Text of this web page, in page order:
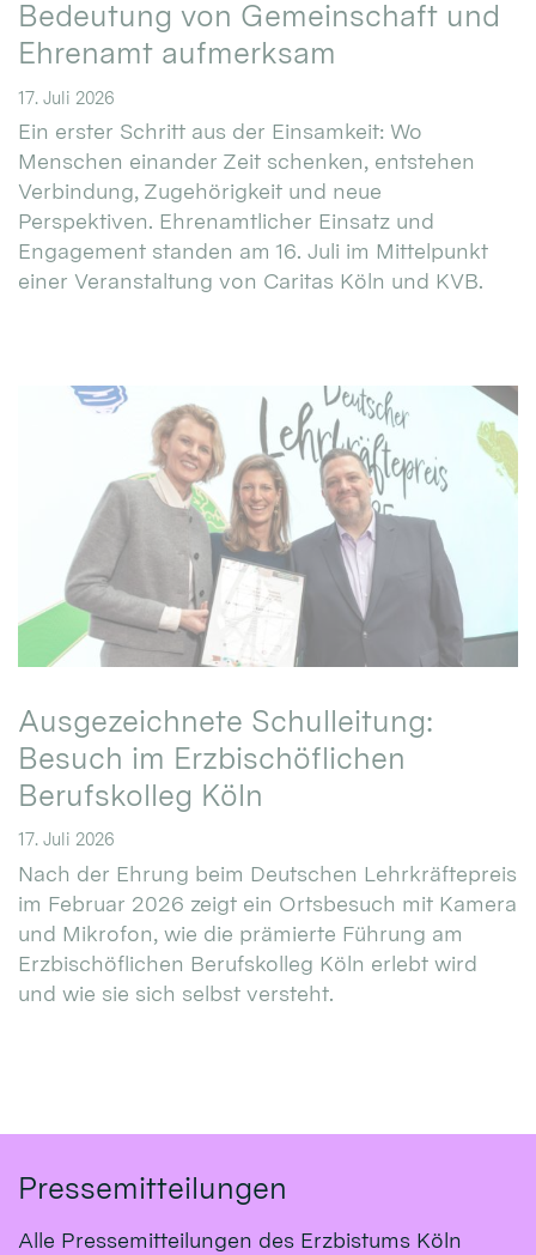
Bedeutung von Gemeinschaft und
Ehrenamt aufmerksam
17. Juli 2026
Ein erster Schritt aus der Einsamkeit: Wo
Menschen einander Zeit schenken, entstehen
Verbindung, Zugehörigkeit und neue
Perspektiven. Ehrenamtlicher Einsatz und
Engagement standen am 16. Juli im Mittelpunkt
einer Veranstaltung von Caritas Köln und KVB.
Ausgezeichnete Schulleitung:
Besuch im Erzbischöflichen
Berufskolleg Köln
17. Juli 2026
Nach der Ehrung beim Deutschen Lehrkräftepreis
im Februar 2026 zeigt ein Ortsbesuch mit Kamera
und Mikrofon, wie die prämierte Führung am
Erzbischöflichen Berufskolleg Köln erlebt wird
und wie sie sich selbst versteht.
Pressemitteilungen
Alle Pressemitteilungen des Erzbistums Köln